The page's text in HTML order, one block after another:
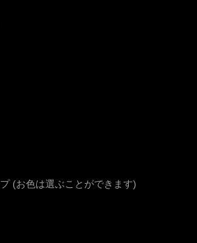
(お色は選ぶことができます)